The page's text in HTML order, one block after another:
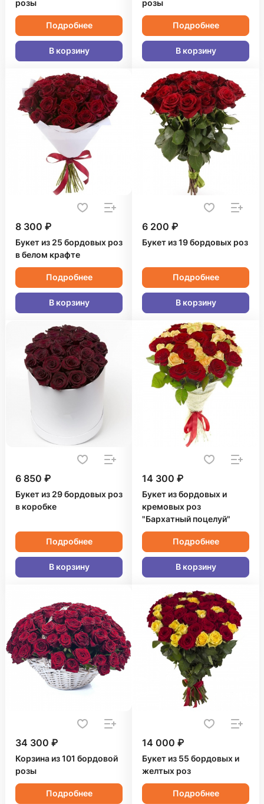
розы
Подробнее
В корзину
розы
Подробнее
В корзину
8 300 ₽
Букет из 25 бордовых роз
в белом крафте
Подробнее
В корзину
6 200 ₽
Букет из 19 бордовых роз
Подробнее
В корзину
6 850 ₽
Букет из 29 бордовых роз
в коробке
Подробнее
В корзину
14 300 ₽
Букет из бордовых и
кремовых роз
"Бархатный поцелуй"
Подробнее
В корзину
34 300 ₽
Корзина из 101 бордовой
розы
Подробнее
14 000 ₽
Букет из 55 бордовых и
желтых роз
Подробнее